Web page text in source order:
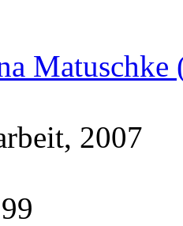
2007